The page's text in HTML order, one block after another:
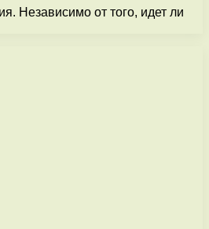
Независимо от того, идет ли